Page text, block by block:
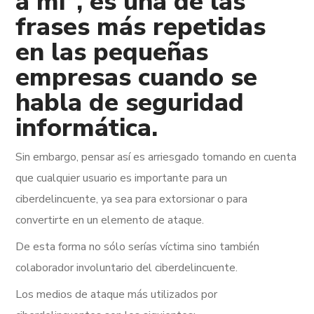
frases más repetidas
en las pequeñas
empresas cuando se
habla de seguridad
informática.
Sin embargo, pensar así es arriesgado tomando en cuenta
que cualquier usuario es importante para un
ciberdelincuente, ya sea para extorsionar o para
convertirte en un elemento de ataque.
De esta forma no sólo serías víctima sino también
colaborador involuntario del ciberdelincuente.
Los medios de ataque más utilizados por